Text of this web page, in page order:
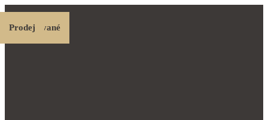
Prodej
Pronájem
Pronájem
Prodej
Prodej
Prodané
Prodej
Rezervované
Rezervované
Prodej